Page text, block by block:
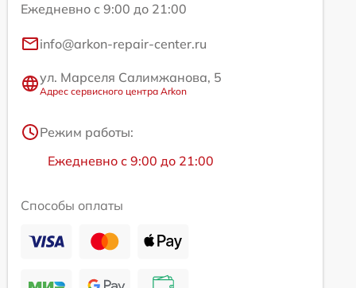
Ежедневно с 9:00 до 21:00
info@arkon-repair-center.ru
ул. Марселя Салимжанова, 5
Адрес сервисного центра Arkon
Режим работы:
Ежедневно с 9:00 до 21:00
Способы оплаты